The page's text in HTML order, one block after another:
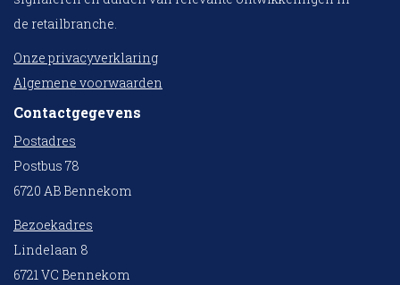
de retailbranche.
Onze privacyverklaring
Algemene voorwaarden
Contactgegevens
Postadres
Postbus 78
6720 AB Bennekom
Bezoekadres
Lindelaan 8
6721 VC Bennekom